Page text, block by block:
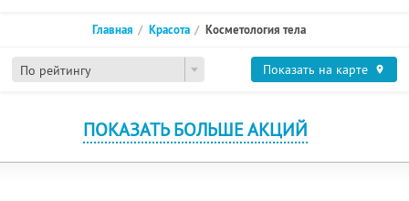
По рейтингу
Главная Красота Косметология тела
Показать на карте
ПОКАЗАТЬ БОЛЬШЕ АКЦИЙ